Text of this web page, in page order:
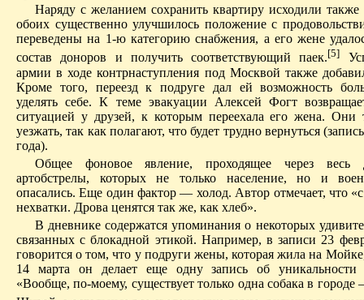
Наряду с желанием сохранить квартиру исходили также
обоих существенно улучшилось положение с
переведены на 1-ю категорию снабжения, а его жене
состав доноров и получить соответствующий паек.[5]
армии в ходе контрнаступления под Москвой также
Кроме того, переезд к подруге дал ей возможность
уделять себе. К теме эвакуации Алексей Фогт
ситуацией у друзей, к которым переехала его жена. Они
уезжать, так как полагают, что будет трудно вернуться
года).
Общее фоновое явление, проходящее через весь
артобстрелы, которых не только население, но и
опасались. Еще один фактор — холод. Автор отмечает, что
нехватки. Дрова ценятся так же, как хлеб».
В дневнике содержатся упоминания о некоторых
связанных с блокадной этикой. Например, в записи 23
говорится о том, что у подруги жены, которая жила на
14 марта он делает еще одну запись об уникальности
«Вообще, по-моему, существует только одна собака в